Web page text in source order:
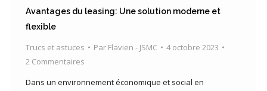
Avantages du leasing: Une solution moderne et
flexible
Trucs et astuces Par Flavien - JSMC
4 octobre 2023
2 Commentaires
Dans un environnement économique et social en